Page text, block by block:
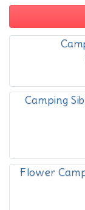
Camping
Flower